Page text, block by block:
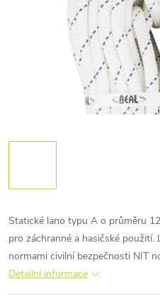
Statické lano typu A o průměru
pro záchranné a hasičské
normami civilní bezpečnosti NIT
Detailní informace